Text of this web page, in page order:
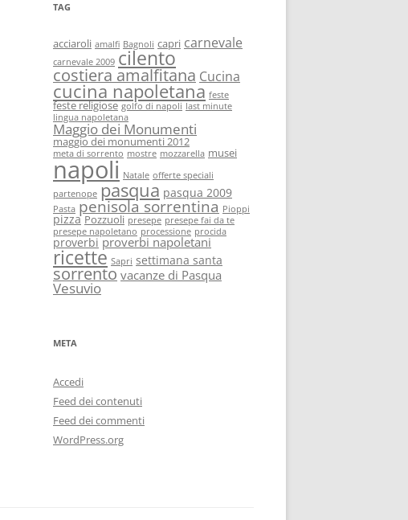
TAG
acciaroli amalfi Bagnoli capri carnevale
carnevale 2009 cilento
costiera amalfitana Cucina
cucina napoletana feste
feste religiose golfo di napoli last minute
lingua napoletana
Maggio dei Monumenti
maggio dei monumenti 2012
meta di sorrento mostre mozzarella musei
napoli Natale offerte speciali
partenope pasqua pasqua 2009
Pasta penisola sorrentina Pioppi
pizza Pozzuoli presepe presepe fai da te
presepe napoletano processione procida
proverbi proverbi napoletani
ricette Sapri settimana santa
sorrento vacanze di Pasqua
Vesuvio
META
Accedi
Feed dei contenuti
Feed dei commenti
WordPress.org